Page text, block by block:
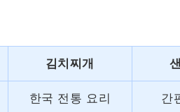
김치찌개
한국 전통 요리 간